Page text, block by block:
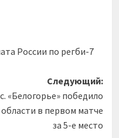
России по регби-7
Следующий:
«Белогорье» победило
в первом матче
за 5-е место